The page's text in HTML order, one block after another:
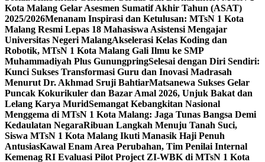
Kota Malang Gelar Asesmen Sumatif Akhir Tahun (ASAT)
2025/2026Menanam Inspirasi dan Ketulusan: MTsN 1 Kota
Malang Resmi Lepas 18 Mahasiswa Asistensi Mengajar
Universitas Negeri MalangAkselerasi Kelas Koding dan
Robotik, MTsN 1 Kota Malang Gali Ilmu ke SMP
Muhammadiyah Plus GunungpringSelesai dengan Diri Sendiri:
Kunci Sukses Transformasi Guru dan Inovasi Madrasah
Menurut Dr. Akhmad Sruji BahtiarMatsanewa Sukses Gelar
Puncak Kokurikuler dan Bazar Amal 2026, Unjuk Bakat dan
Lelang Karya MuridSemangat Kebangkitan Nasional
Menggema di MTsN 1 Kota Malang: Jaga Tunas Bangsa Demi
Kedaulatan NegaraRibuan Langkah Menuju Tanah Suci,
Siswa MTsN 1 Kota Malang Ikuti Manasik Haji Penuh
AntusiasKawal Enam Area Perubahan, Tim Penilai Internal
Kemenag RI Evaluasi Pilot Project ZI-WBK di MTsN 1 Kota